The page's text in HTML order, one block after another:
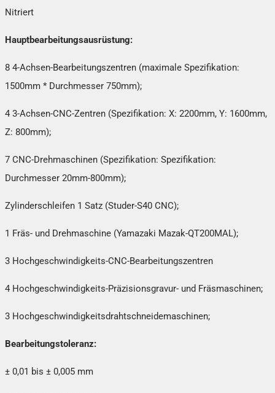
Nitriert
Hauptbearbeitungsausrüstung:
8 4-Achsen-Bearbeitungszentren (maximale Spezifikation:
1500mm * Durchmesser 750mm);
4 3-Achsen-CNC-Zentren (Spezifikation: X: 2200mm, Y: 1600mm,
Z: 800mm);
7 CNC-Drehmaschinen (Spezifikation: Spezifikation:
Durchmesser 20mm-800mm);
Zylinderschleifen 1 Satz (Studer-S40 CNC);
1 Fräs- und Drehmaschine (Yamazaki Mazak-QT200MAL);
3 Hochgeschwindigkeits-CNC-Bearbeitungszentren
4 Hochgeschwindigkeits-Präzisionsgravur- und Fräsmaschinen;
3 Hochgeschwindigkeitsdrahtschneidemaschinen;
Bearbeitungstoleranz:
± 0,01 bis ± 0,005 mm